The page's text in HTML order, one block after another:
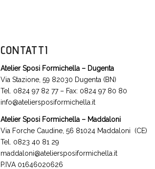
CONTATTI
Atelier Sposi Formichella – Dugenta
Via Stazione, 59 82030 Dugenta (BN)
Tel. 0824 97 82 77 – Fax: 0824 97 80 80
info@ateliersposiformichella.it
Atelier Sposi Formichella – Maddaloni
Via Forche Caudine, 56 81024 Maddaloni (CE)
Tel. 0823 40 81 29
maddaloni@ateliersposiformichella.it
P.IVA 01646020626